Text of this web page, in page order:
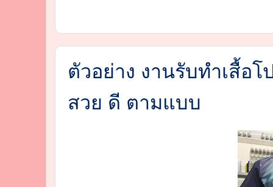
ตัวอย่าง งานรับทำเสื้อ
สวย ดี ตามแบบ